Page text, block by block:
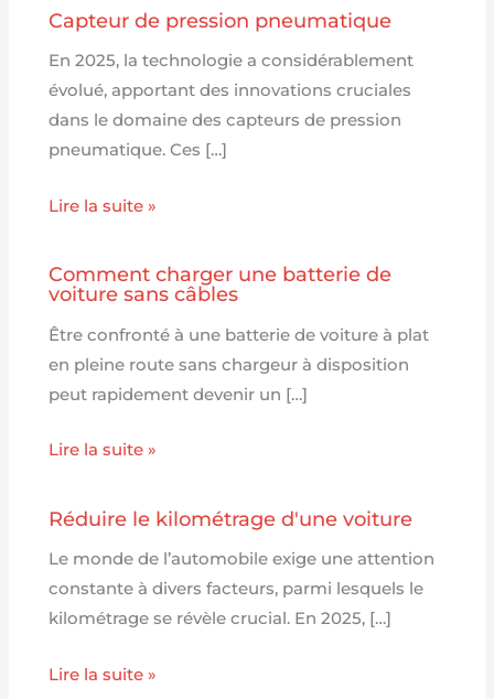
Capteur de pression pneumatique
En 2025, la technologie a considérablement
évolué, apportant des innovations cruciales
dans le domaine des capteurs de pression
pneumatique. Ces […]
Lire la suite »
Comment charger une batterie de
voiture sans câbles
Être confronté à une batterie de voiture à plat
en pleine route sans chargeur à disposition
peut rapidement devenir un […]
Lire la suite »
Réduire le kilométrage d'une voiture
Le monde de l’automobile exige une attention
constante à divers facteurs, parmi lesquels le
kilométrage se révèle crucial. En 2025, […]
Lire la suite »